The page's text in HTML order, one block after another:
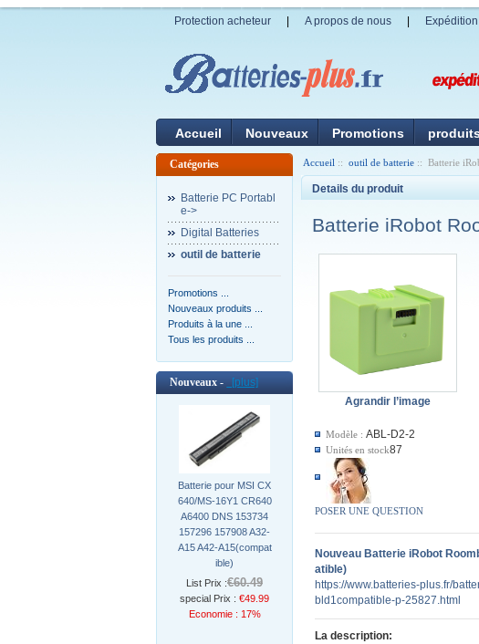
Protection acheteur A propos de nous
Accueil Nouveaux Promotions produits
Catégories
Batterie PC Portabl
e->
Digital Batteries
outil de batterie
Promotions ...
Nouveaux produits ...
Produits à la une ...
Tous les produits ...
Nouveaux - [plus]
Batterie pour MSI CX
640/MS-16Y1 CR640
A6400 DNS 153734
157296 157908 A32-
A15 A42-A15(compat
ible)
List Prix :€60.49
special Prix : €49.99
Economie : 17%
Accueil :: outil de batterie :: Batterie
Details du produit
Batterie iRobot
Agrandir l’image
Modèle : ABL-D2-2
Unités en stock87
POSER UNE QUESTION
Nouveau Batterie iRobot
atible)
https://www.batteries-plus.fr/
bld1compatible-p-25827.html
La description: